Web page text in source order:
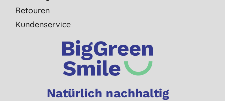
Retouren
Kundenservice
Natürlich nachhaltig